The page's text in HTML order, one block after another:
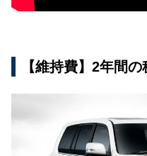
【維持費】2年間